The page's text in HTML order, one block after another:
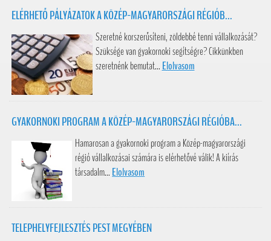
ELÉRHETŐ PÁLYÁZATOK A KÖZÉP-MAGYARORSZÁGI RÉGIÓB...
Szeretné korszerűsíteni, zöldebbé tenni vállalkozását?
Szüksége van gyakornoki segítségre? Cikkünkben
szeretnénk bemutat... Elolvasom
GYAKORNOKI PROGRAM A KÖZÉP-MAGYARORSZÁGI RÉGIÓBA...
Hamarosan a gyakornoki program a Közép-magyarországi
régió vállalkozásai számára is elérhetővé válik! A kiírás
társadalm... Elolvasom
TELEPHELYFEJLESZTÉS PEST MEGYÉBEN